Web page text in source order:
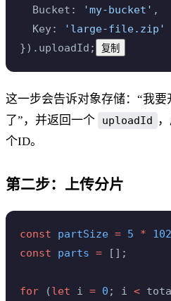
  Bucket:
'my-bucket' ,
  Key:
'large-file.zip'
}).uploadId;
复制
这一步会告诉对象存储：“我
了”，并返回一个
uploadId
个ID。
第二步：上传分片
const partSize = 5 *
const parts = [];
for (let i = 0 ; i <